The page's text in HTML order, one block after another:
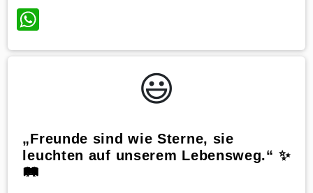
WhatsApp
😃️
„Freunde sind wie Sterne, sie
leuchten auf unserem Lebensweg.“ ✨
🛤️